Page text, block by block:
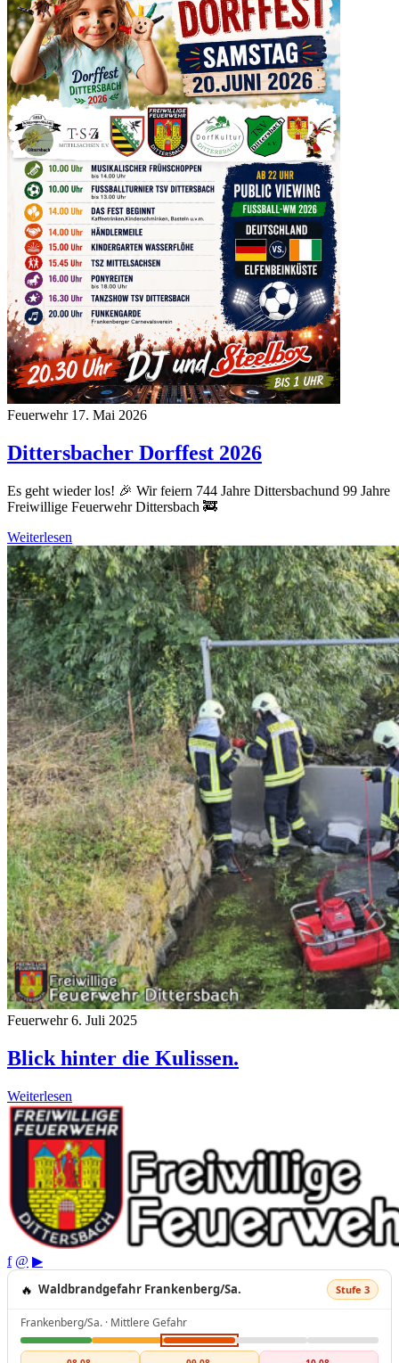
Feuerwehr 17. Mai 2026
Dittersbacher Dorffest 2026
Es geht wieder los! 🎉 Wir feiern 744 Jahre Dittersbachund 99 Jahre
Freiwillige Feuerwehr Dittersbach 🚒
Weiterlesen
Feuerwehr 6. Juli 2025
Blick hinter die Kulissen.
Weiterlesen
f @ ▶
🔥 Waldbrandgefahr Frankenberg/Sa. Stufe 3
Frankenberg/Sa. · Mittlere Gefahr